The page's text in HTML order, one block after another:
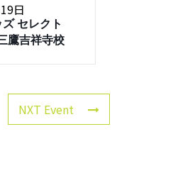
日
セレクト
鷹吉祥寺校
NXT Event